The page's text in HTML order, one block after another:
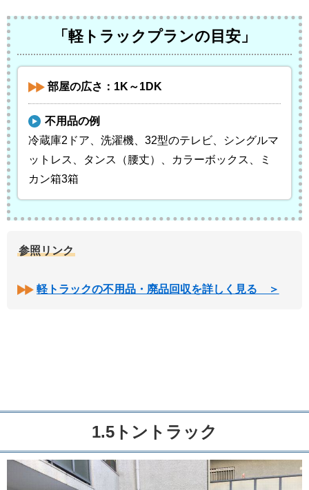
「軽トラックプランの目安」
部屋の広さ：1K～1DK
不用品の例
冷蔵庫2ドア、洗濯機、32型のテレビ、シングルマ
ットレス、タンス（腰丈）、カラーボックス、ミ
カン箱3箱
参照リンク
軽トラックの不用品・廃品回収を詳しく見る ＞
1.5トントラック